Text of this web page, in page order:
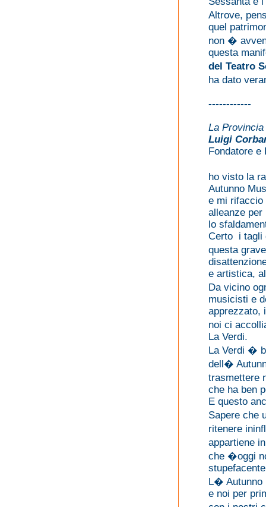
Altrove,
quel
non �
questa
del Teatro
ha dato
------------
La
Luigi
Fondatore e
ho visto la
Autunno
e mi rifaccio
alleanze per
lo
Certo i tagli
questa
e artistica,
Da vicino
musicisti e
apprezzato,
noi ci
La Verdi.
La Verdi �
dell�
trasmettere
che ha ben
E questo
Sapere che
ritenere
appartiene
che �oggi
L� Autunno
e noi per